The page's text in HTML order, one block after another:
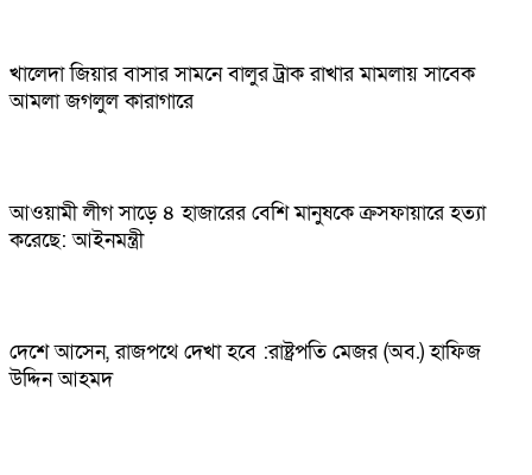
খালেদা জিয়ার বাসার সামনে বালুর ট্রাক রাখার মামলায় সাবেক
আমলা জগলুল কারাগারে
আওয়ামী লীগ সাড়ে ৪ হাজারের বেশি মানুষকে ক্রসফায়ারে হত্যা
করেছে: আইনমন্ত্রী
দেশে আসেন, রাজপথে দেখা হবে :রাষ্ট্রপতি মেজর (অব.) হাফিজ
উদ্দিন আহমদ